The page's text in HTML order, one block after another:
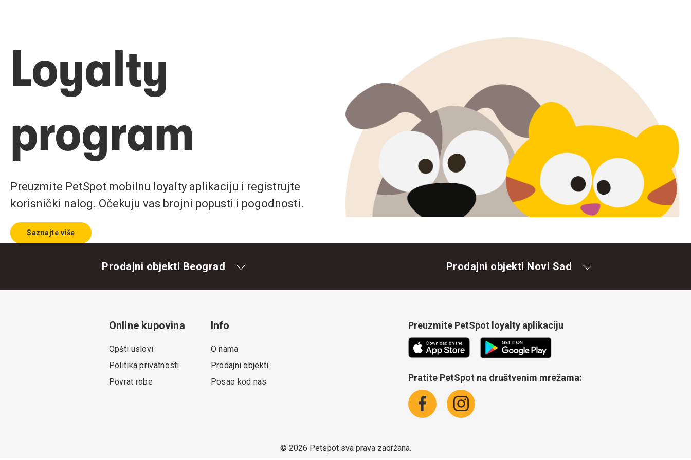
Loyalty
program
Preuzmite PetSpot mobilnu loyalty aplikaciju i registrujte
korisnički nalog. Očekuju vas brojni popusti i pogodnosti.
Saznajte više
Prodajni objekti Beograd Prodajni objekti Novi Sad
Online kupovina
Opšti uslovi
Politika privatnosti
Povrat robe
Info
O nama
Prodajni objekti
Posao kod nas
Preuzmite PetSpot loyalty aplikaciju
Pratite PetSpot na društvenim mrežama:
© 2026 Petspot sva prava zadržana.